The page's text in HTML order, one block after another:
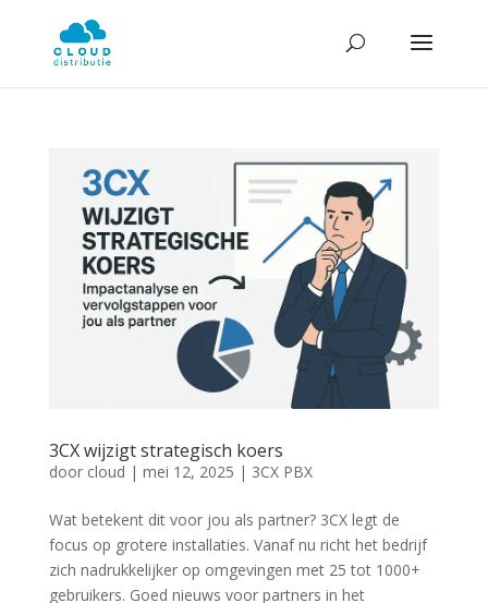
3CX wijzigt strategisch koers
door cloud | mei 12, 2025 | 3CX PBX
Wat betekent dit voor jou als partner? 3CX legt de
focus op grotere installaties. Vanaf nu richt het bedrijf
zich nadrukkelijker op omgevingen met 25 tot 1000+
gebruikers. Goed nieuws voor partners in het